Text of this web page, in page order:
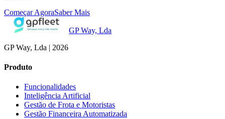
Começar AgoraSaber Mais
GP Way, Lda
GP Way, Lda | 2026
Produto
Funcionalidades
Inteligência Artificial
Gestão de Frota e Motoristas
Gestão Financeira Automatizada